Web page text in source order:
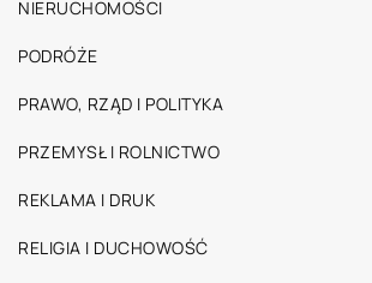
NIERUCHOMOŚCI
PODRÓŻE
PRAWO, RZĄD I POLITYKA
PRZEMYSŁ I ROLNICTWO
REKLAMA I DRUK
RELIGIA I DUCHOWOŚĆ